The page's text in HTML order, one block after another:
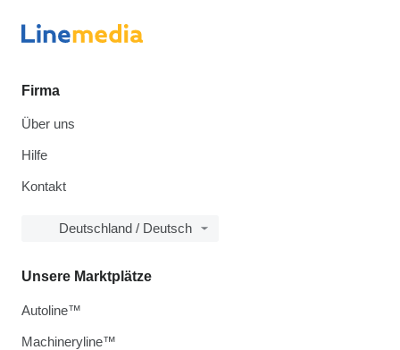
Firma
Über uns
Hilfe
Kontakt
Deutschland / Deutsch
Unsere Marktplätze
Autoline™
Machineryline™